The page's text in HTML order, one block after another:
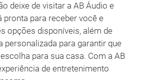
deixe de visitar a AB Áudio e
pronta para receber você e
opções disponíveis, além de
para garantir que
para sua casa. Com a AB
de entretenimento